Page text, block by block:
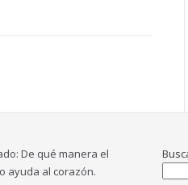
De qué manera el
ayuda al corazón.